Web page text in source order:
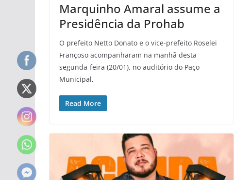
Marquinho Amaral assume a
Presidência da Prohab
O prefeito Netto Donato e o vice-prefeito Roselei
Françoso acompanharam na manhã desta
segunda-feira (20/01), no auditório do Paço
Municipal,
Read More